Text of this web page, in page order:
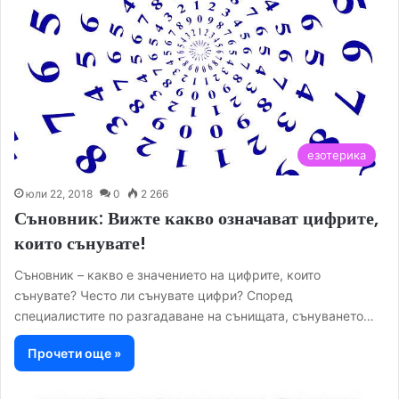
езотерика
юли 22, 2018 0 2 266
Съновник: Вижте какво означават цифрите,
които сънувате!
Съновник – какво е значението на цифрите, които
сънувате? Често ли сънувате цифри? Според
специалистите по разгадаване на сънищата, сънуването…
Прочети още »